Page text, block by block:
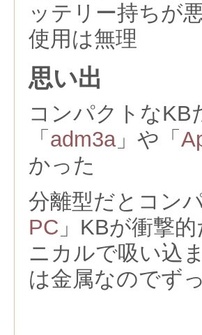
ッテリー持ちが
使用は無理
思い出
コンパクトなKB
「 adm3a」や「
かった
分離型だとコン
PC 」KBが衝撃
ニカルで吸い込
は金属なのでず